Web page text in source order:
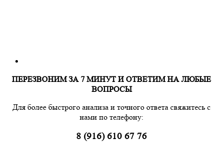
ПЕРЕЗВОНИМ ЗА 7 МИНУТ И ОТВЕТИМ НА ЛЮБЫЕ
ВОПРОСЫ
Для более быстрого анализа и точного ответа свяжитесь с
нами по телефону:
8 (916) 610 67 76